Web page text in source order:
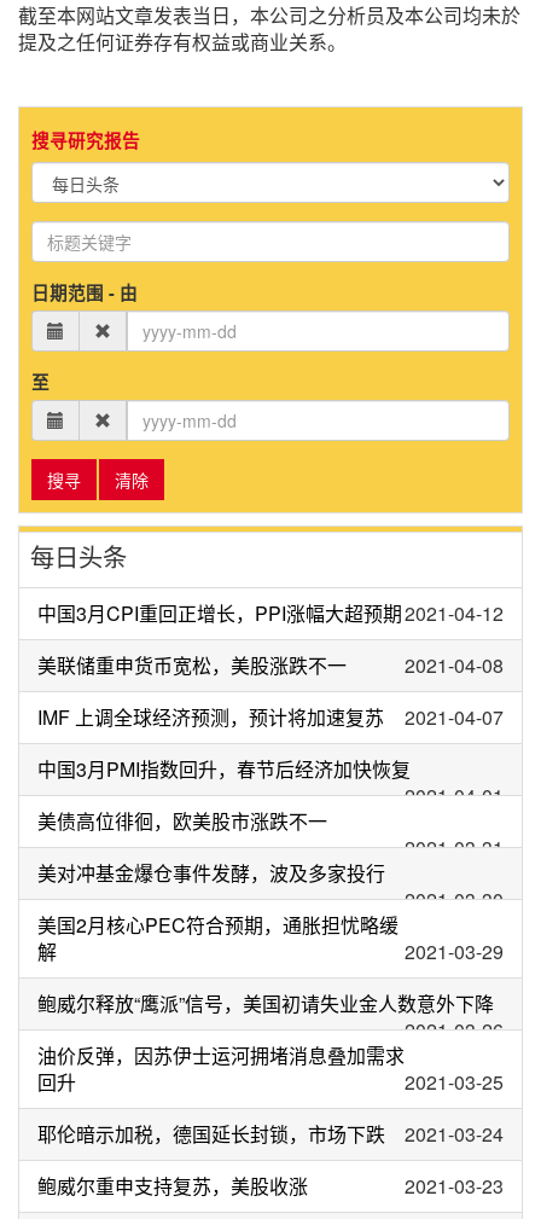
截至本网站文章发表当日，本公司之分析员及本公司均未於
提及之任何证券存有权益或商业关系。
搜寻研究报告
日期范围 - 由
至
搜寻 清除
每日头条
中国3月CPI重回正增长，PPI涨幅大超预期2021-04-12
美联储重申货币宽松，美股涨跌不一
2021-04-08
IMF 上调全球经济预测，预计将加速复苏
2021-04-07
中国3月PMI指数回升，春节后经济加快恢复
2021-04-01
美债高位徘徊，欧美股市涨跌不一
2021-03-31
美对冲基金爆仓事件发酵，波及多家投行
2021-03-30
美国2月核心PEC符合预期，通胀担忧略缓
解
2021-03-29
鲍威尔释放“鹰派”信号，美国初请失业金人数意外下降
2021-03-26
油价反弹，因苏伊士运河拥堵消息叠加需求
回升
2021-03-25
耶伦暗示加税，德国延长封锁，市场下跌
2021-03-24
鲍威尔重申支持复苏，美股收涨
2021-03-23